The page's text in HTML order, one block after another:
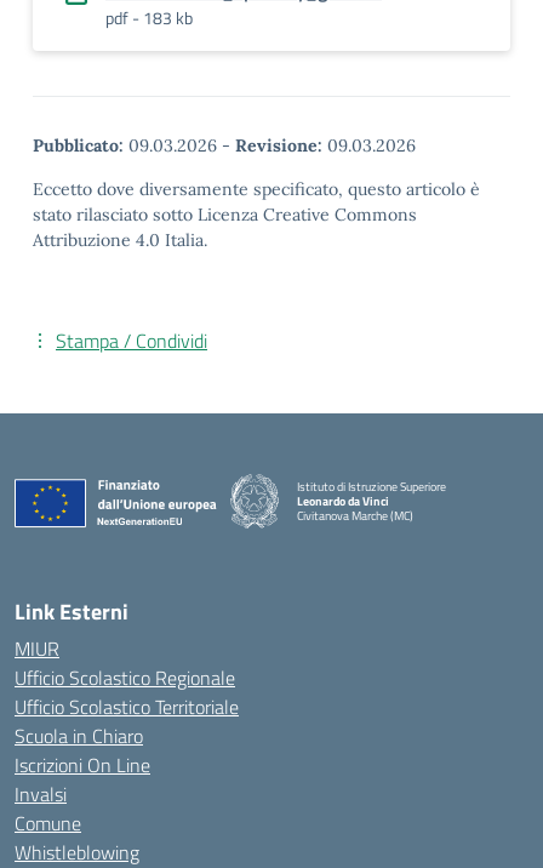
pdf - 183 kb
Pubblicato: 09.03.2026 - Revisione: 09.03.2026
Eccetto dove diversamente specificato, questo articolo è
stato rilasciato sotto Licenza Creative Commons
Attribuzione 4.0 Italia.
Stampa / Condividi
Istituto di Istruzione Superiore
Leonardo da Vinci
Civitanova Marche (MC)
Link Esterni
MIUR
Ufficio Scolastico Regionale
Ufficio Scolastico Territoriale
Scuola in Chiaro
Iscrizioni On Line
Invalsi
Comune
Whistleblowing